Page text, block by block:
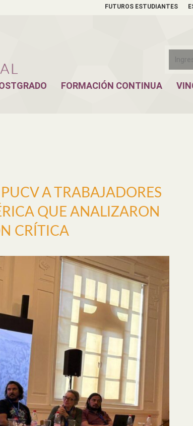
FUTUROS ESTUDIANTES
FORMACIÓN CONTINUA
A TRABAJADORES
QUE ANALIZARON
CRÍTICA